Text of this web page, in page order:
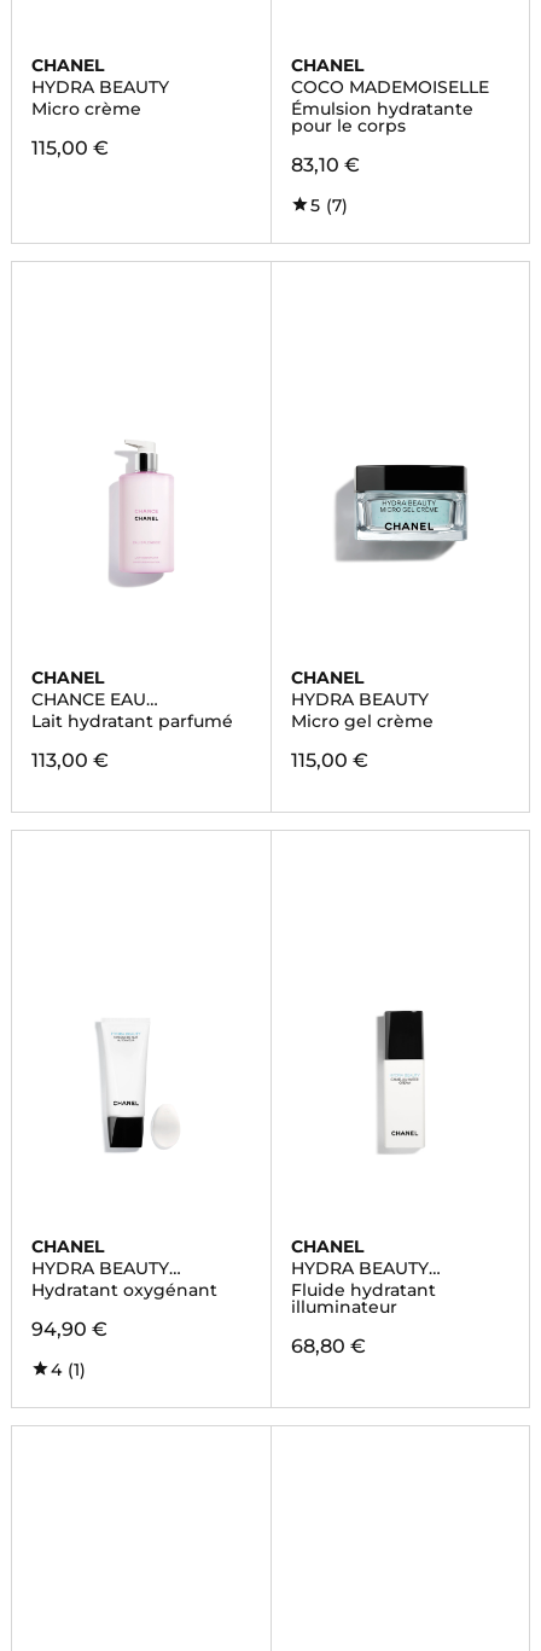
CHANEL
HYDRA BEAUTY
Micro crème
115,00 €
CHANEL
COCO MADEMOISELLE
Émulsion hydratante
pour le corps
83,10 €
5 (7)
CHANEL
CHANCE EAU
SPLENDIDE
Lait hydratant parfumé
113,00 €
CHANEL
HYDRA BEAUTY
Micro gel crème
115,00 €
CHANEL
HYDRA BEAUTY
MASQUE DE NUIT AU
CAMÉLIA
Hydratant oxygénant
94,90 €
4 (1)
CHANEL
HYDRA BEAUTY
CAMELLIA WATER
CREAM
Fluide hydratant
illuminateur
68,80 €